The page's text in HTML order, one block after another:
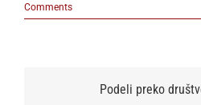
Comments
Podeli preko